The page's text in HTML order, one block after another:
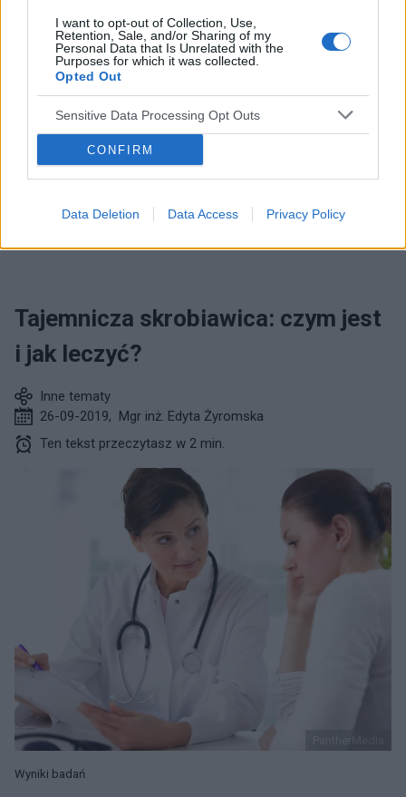
I want to opt-out of Collection, Use,
Retention, Sale, and/or Sharing of my
Personal Data that Is Unrelated with the
Purposes for which it was collected.
Opted Out
Sensitive Data Processing Opt Outs
CONFIRM
Data Deletion Data Access Privacy Policy
Przeczytaj następny tekst z kategorii:
Tajemnicza skrobiawica: czym jest
i jak leczyć?
Inne tematy
26-09-2019, Mgr inż. Edyta Żyromska
Ten tekst przeczytasz w 2 min.
Wyniki badań